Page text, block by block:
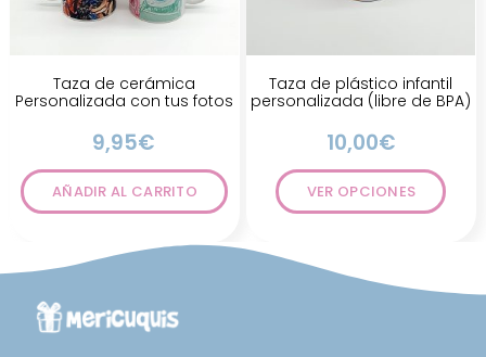
Taza de cerámica
Personalizada con tus fotos
9,95€
AÑADIR AL CARRITO
Taza de plástico infantil
personalizada (libre de BPA)
10,00€
VER OPCIONES